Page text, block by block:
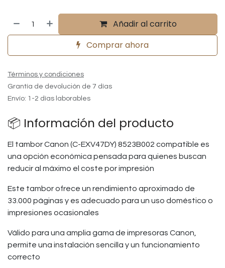
Añadir al carrito
Comprar ahora
Términos y condiciones
Grantía de devolución de 7 días
Envío: 1-2 días laborables
📦 Información del producto
El tambor Canon (C-EXV47DY) 8523B002 compatible es
una opción económica pensada para quienes buscan
reducir al máximo el coste por impresión
Este tambor ofrece un rendimiento aproximado de
33.000 páginas y es adecuado para un uso doméstico o
impresiones ocasionales
Válido para una amplia gama de impresoras Canon,
permite una instalación sencilla y un funcionamiento
correcto